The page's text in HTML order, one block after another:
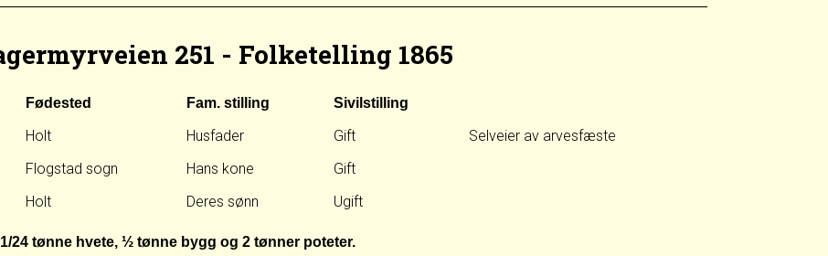
251 - Folketelling 1865
Fødested Fam. stilling Sivilstilling
Holt Husfader Gift
Selveier av arvesfæste
Flogstad sogn Hans kone
Gift
Holt Deres sønn Ugift
24 tønne hvete, ½ tønne bygg og 2 tønner poteter.